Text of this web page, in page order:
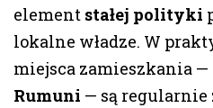
element stałej polityki
lokalne władze. W
miejsca zamieszkania
Rumuni — są